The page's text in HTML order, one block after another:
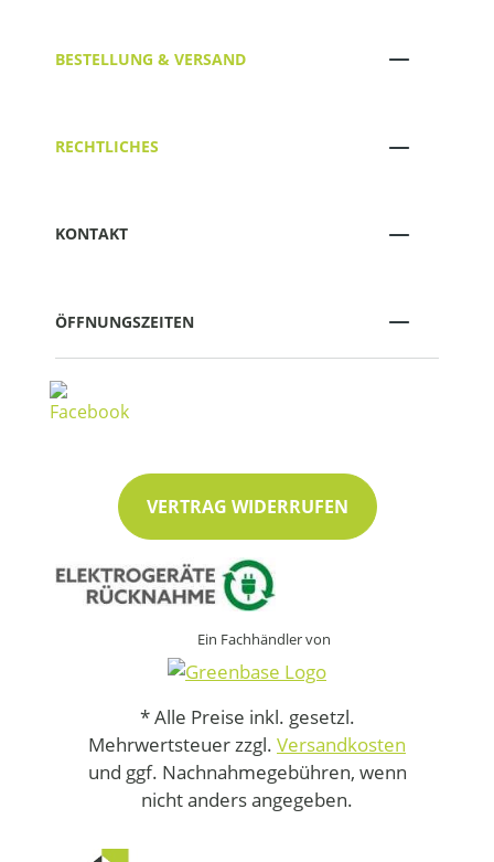
BESTELLUNG & VERSAND
RECHTLICHES
KONTAKT
ÖFFNUNGSZEITEN
VERTRAG WIDERRUFEN
Ein Fachhändler von
* Alle Preise inkl. gesetzl.
Mehrwertsteuer zzgl. Versandkosten
und ggf. Nachnahmegebühren, wenn
nicht anders angegeben.